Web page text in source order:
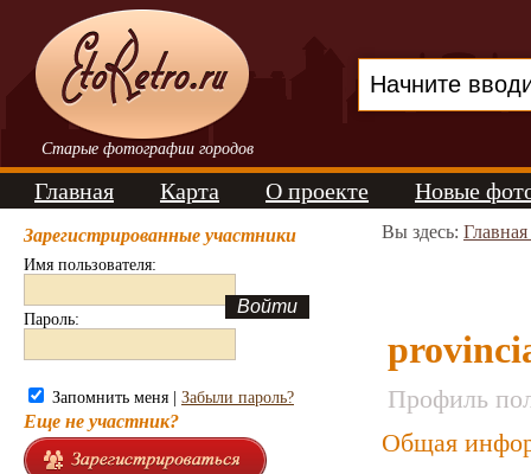
Старые фотографии городов
Главная Карта О проекте Новые
Зарегистрированные участники
Имя пользователя:
Пароль:
Запомнить меня | Забыли пароль?
Еще не участник?
Вы здесь:
Профиль
Общая